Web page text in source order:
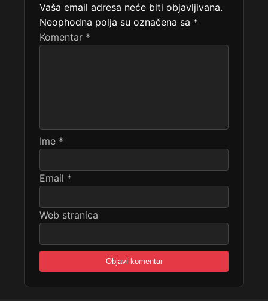
Vaša email adresa neće biti objavljivana.
Neophodna polja su označena sa *
Komentar *
Ime *
Email *
Web stranica